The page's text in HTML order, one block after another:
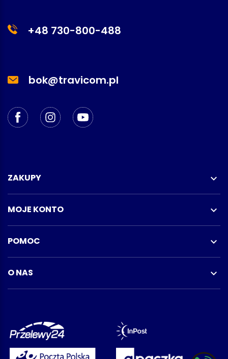
+48 730-800-488
bok@travicom.pl
ZAKUPY 
MOJE KONTO 
POMOC 
O NAS 